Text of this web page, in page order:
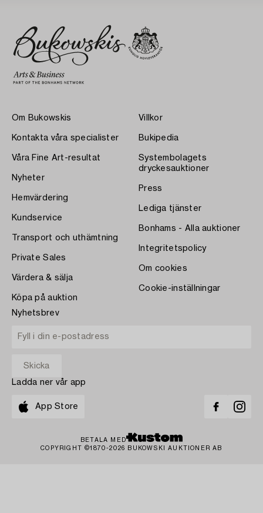
Om Bukowskis
Kontakta våra specialister
Våra Fine Art-resultat
Nyheter
Hemvärdering
Kundservice
Transport och uthämtning
Private Sales
Värdera & sälja
Köpa på auktion
Villkor
Bukipedia
Systembolagets
dryckesauktioner
Press
Lediga tjänster
Bonhams - Alla auktioner
Integritetspolicy
Om cookies
Cookie-inställningar
Nyhetsbrev
Ladda ner vår app
App Store
BETALA MED
COPYRIGHT ©1870-2026 BUKOWSKI AUKTIONER AB